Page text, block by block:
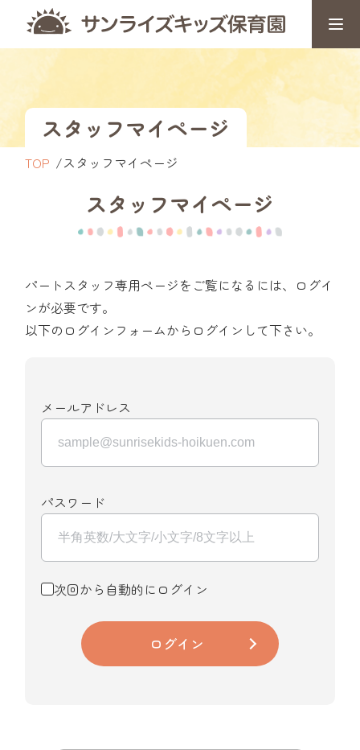
スタッフマイページ
TOP スタッフマイページ
スタッフマイページ
パートスタッフ専用ページをご覧になるには、ログイ
ンが必要です。
以下のログインフォームからログインして下さい。
メールアドレス
パスワード
次回から自動的にログイン
ログイン